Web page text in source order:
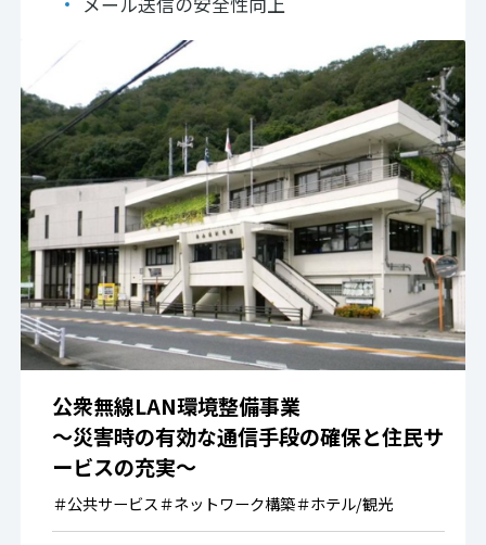
公衆無線LAN環境整備事業
～災害時の有効な通信手段の確保と住民サ
ービスの充実～
＃公共サービス＃ネットワーク構築＃ホテル/観光